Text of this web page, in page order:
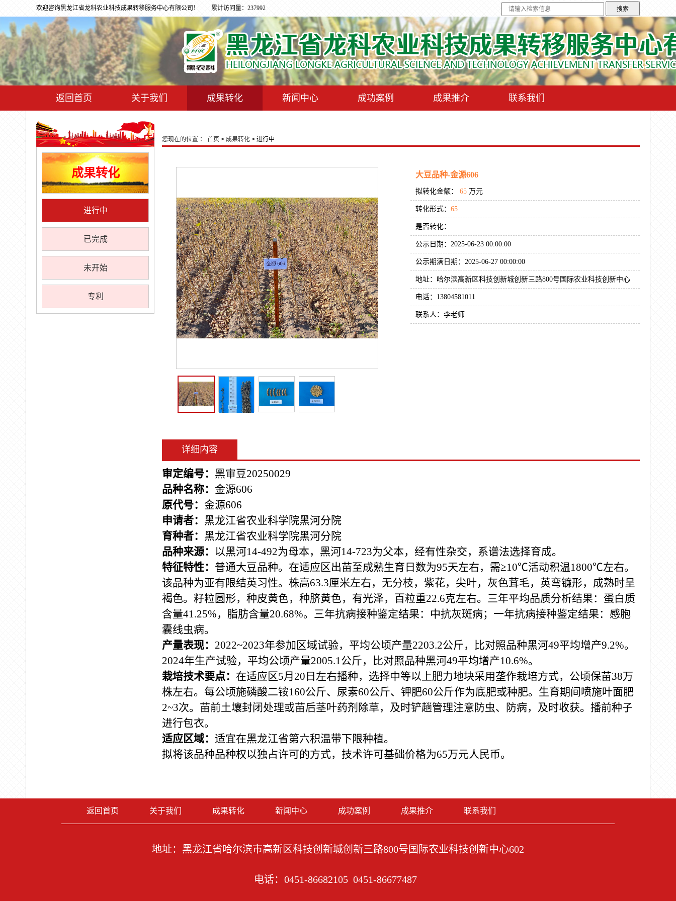
欢迎咨询黑龙江省龙科农业科技成果转移服务中心有限公司！ 累计访问量：237992
返回首页 关于我们 成果转化 新闻中心 成功案例 成果推介 联系我们
成果转化
进行中
已完成
未开始
专利
您现在的位置 ： 首页 > 成果转化 > 进行中
大豆品种-金源606
拟转化金额： 65 万元
转化形式： 65
是否转化：
公示日期：2025-06-23 00:00:00
公示期满日期：2025-06-27 00:00:00
地址：哈尔滨高新区科技创新城创新三路800号国际农业科技创新中心
电话：13804581011
联系人：李老师
详细内容
审定编号： 黑审豆20250029
品种名称： 金源606
原代号： 金源606
申请者： 黑龙江省农业科学院黑河分院
育种者： 黑龙江省农业科学院黑河分院
品种来源： 以黑河14-492为母本，黑河14-723为父本，经有性杂交，系谱法选择育成。
特征特性： 普通大豆品种。在适应区出苗至成熟生育日数为95天左右，需≥10℃活动积温1800℃左右。
该品种为亚有限结英习性。株高63.3厘米左右，无分枝，紫花，尖叶，灰色茸毛，英弯镰形，成熟时呈
褐色。籽粒圆形，种皮黄色，种脐黄色，有光泽，百粒重22.6克左右。三年平均品质分析结果：蛋白质
含量41.25%，脂肪含量20.68%。三年抗病接种鉴定结果：中抗灰斑病；一年抗病接种鉴定结果：感胞
囊线虫病。
产量表现： 2022~2023年参加区域试验，平均公顷产量2203.2公斤，比对照品种黑河49平均增产9.2%。
2024年生产试验，平均公顷产量2005.1公斤，比对照品种黑河49平均增产10.6%。
栽培技术要点： 在适应区5月 20 日左右播种，选择中等以上肥力地块采用垄作栽培方式，公顷保苗38万
株左右。每公顷施磷酸二铵160公斤、尿素60公斤、钾肥60公斤作为底肥或种肥。生育期间喷施叶面肥
2~3次。苗前土壤封闭处理或苗后茎叶药剂除草，及时铲趟管理注意防虫、防病，及时收获。播前种子
进行包衣。
适应区域： 适宜在黑龙江省第六积温带下限种植。
拟将该品种品种权以独占许可的方式，技术许可基础价格为65万元人民币。
返回首页 关于我们 成果转化 新闻中心 成功案例 成果推介 联系我们
地址：黑龙江省哈尔滨市高新区科技创新城创新三路800号国际农业科技创新中心602
电话：0451-86682105 0451-86677487